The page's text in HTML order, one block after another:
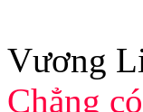
Vương
Chẳng